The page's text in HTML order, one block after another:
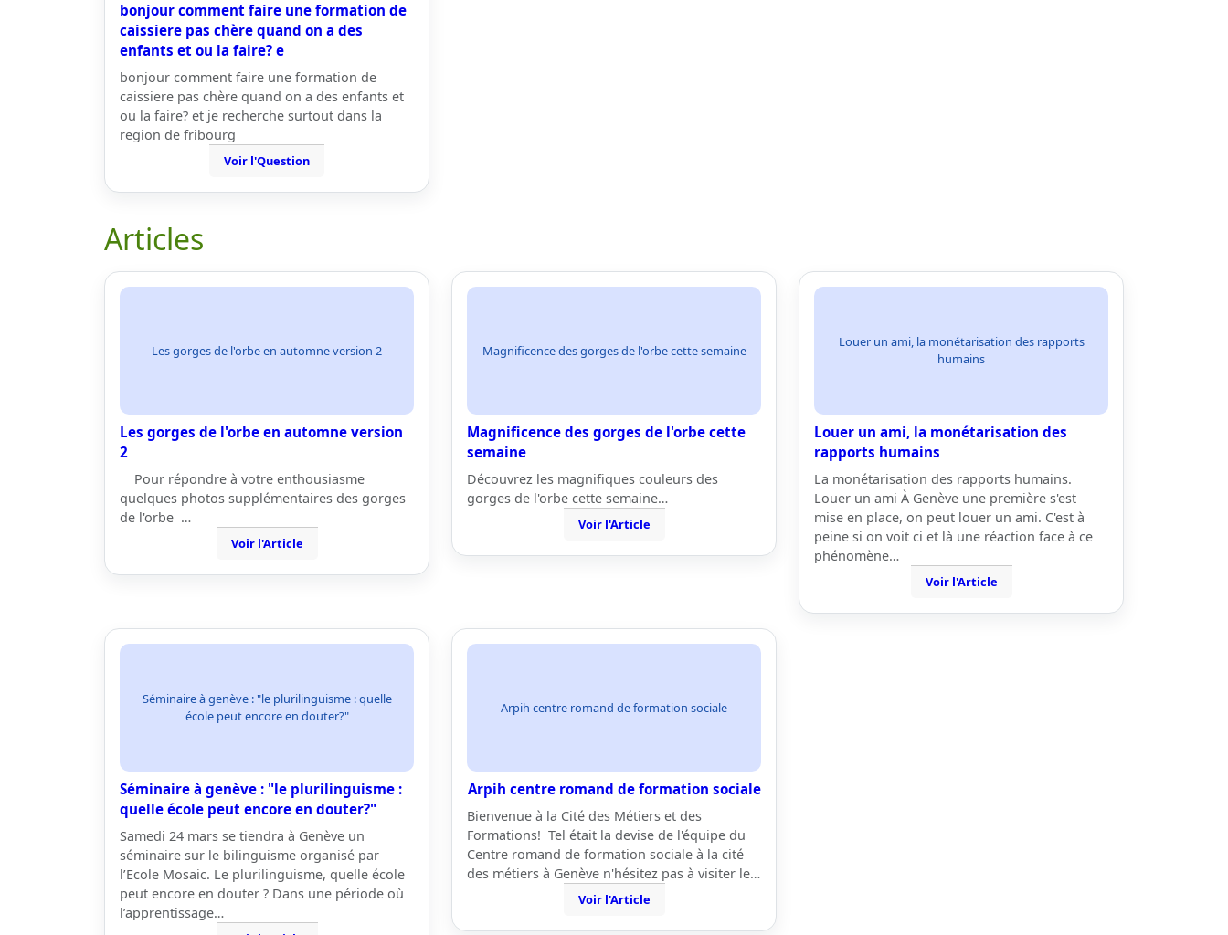
bonjour comment faire une formation de
caissiere pas chère quand on a des
enfants et ou la faire? e
bonjour comment faire une formation de
caissiere pas chère quand on a des enfants et
ou la faire? et je recherche surtout dans la
region de fribourg
Voir l'Question
Articles
Les gorges de l'orbe en automne version 2
Les gorges de l'orbe en automne version
2
Pour répondre à votre enthousiasme
quelques photos supplémentaires des gorges
de l'orbe …
Voir l'Article
Magnificence des gorges de l'orbe cette semaine
Magnificence des gorges de l'orbe cette
semaine
Découvrez les magnifiques couleurs des
gorges de l'orbe cette semaine…
Voir l'Article
Louer un ami, la monétarisation des rapports
humains
Louer un ami, la monétarisation des
rapports humains
La monétarisation des rapports humains.
Louer un ami À Genève une première s'est
mise en place, on peut louer un ami. C'est à
peine si on voit ci et là une réaction face à ce
phénomène…
Voir l'Article
Séminaire à genève : "le plurilinguisme : quelle
école peut encore en douter?"
Séminaire à genève : "le plurilinguisme :
quelle école peut encore en douter?"
Samedi 24 mars se tiendra à Genève un
séminaire sur le bilinguisme organisé par
l’Ecole Mosaic. Le plurilinguisme, quelle école
peut encore en douter ? Dans une période où
l’apprentissage…
Arpih centre romand de formation sociale
Arpih centre romand de formation sociale
Bienvenue à la Cité des Métiers et des
Formations! Tel était la devise de l'équipe du
Centre romand de formation sociale à la cité
des métiers à Genève n'hésitez pas à visiter le…
Voir l'Article